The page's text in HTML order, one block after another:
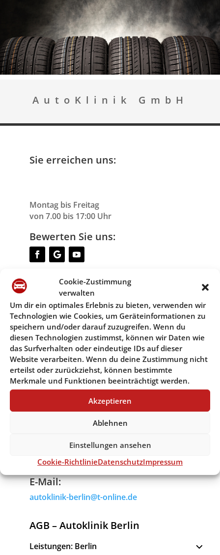
Cookie-Zustimmung
verwalten
Um dir ein optimales Erlebnis zu bieten, verwenden wir
Technologien wie Cookies, um Geräteinformationen zu
speichern und/oder darauf zuzugreifen. Wenn du
diesen Technologien zustimmst, können wir Daten wie
das Surfverhalten oder eindeutige IDs auf dieser
Website verarbeiten. Wenn du deine Zustimmung nicht
erteilst oder zurückziehst, können bestimmte
Merkmale und Funktionen beeinträchtigt werden.
Akzeptieren
Ablehnen
Einstellungen ansehen
Cookie-RichtlinieDatenschutzImpressum
AutoKlinik GmbH
Sie erreichen uns:
Montag bis Freitag
von 7.00 bis 17:00 Uhr
Bewerten Sie uns:
Instagram Berlin:
Instagram Prenzlau:
Die Autoklinik GmbH
Gülzower Straße 34-36
+49 030 5627028
E-Mail:
autoklinik-berlin@t-online.de
AGB – Autoklinik Berlin
Leistungen: Berlin 3